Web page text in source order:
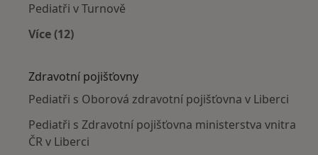
Pediatři v Turnově
Více (12)
Zdravotní pojišťovny
Pediatři s Oborová zdravotní pojišťovna v Liberci
Pediatři s Zdravotní pojišťovna ministerstva vnitra
ČR v Liberci